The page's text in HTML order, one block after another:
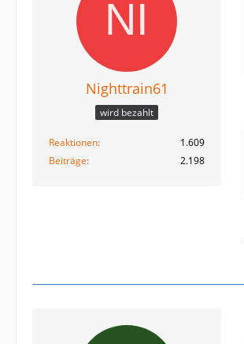
Nighttrain61
wird bezahlt
Reaktionen
1.609
Beiträge
2.198